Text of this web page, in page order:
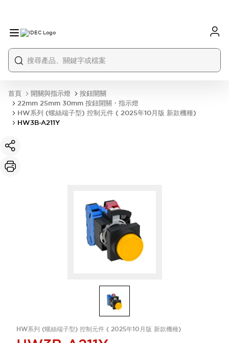
首頁 開關與指示燈
按鈕開關
22mm 25mm 30mm 按鈕開關・指示燈
HW系列 (螺絲端子型) 控制元件 ( 2025年10月版 新款機種)
HW3B-A211Y
HW系列 (螺絲端子型) 控制元件 ( 2025年10月版 新款機種)